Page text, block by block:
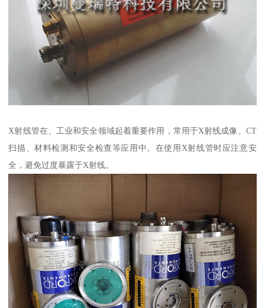
X射线管在、工业和安全领域起着重要作用，常用于X射线成像、CT
扫描、材料检测和安全检查等应用中。在使用X射线管时应注意安
全，避免过度暴露于X射线。